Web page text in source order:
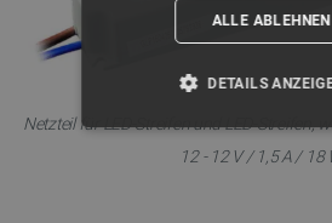
Netzteil für LED-Streifen und LED-Streifen,
12 - 12 V / 1,5 A / 18
ALLE ABLEHNEN
DETAILS
UNBEDINGT